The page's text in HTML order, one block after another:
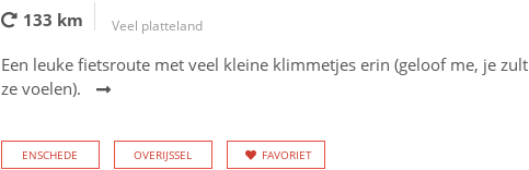
133 km Veel platteland
Een leuke fietsroute met veel kleine klimmetjes erin (geloof me, je zult
ze voelen).
ENSCHEDE OVERIJSSEL FAVORIET